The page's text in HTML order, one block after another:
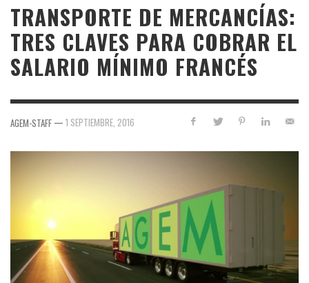
TRANSPORTE DE MERCANCÍAS:
TRES CLAVES PARA COBRAR EL
SALARIO MÍNIMO FRANCÉS
AGEM-STAFF — 1 SEPTIEMBRE, 2016